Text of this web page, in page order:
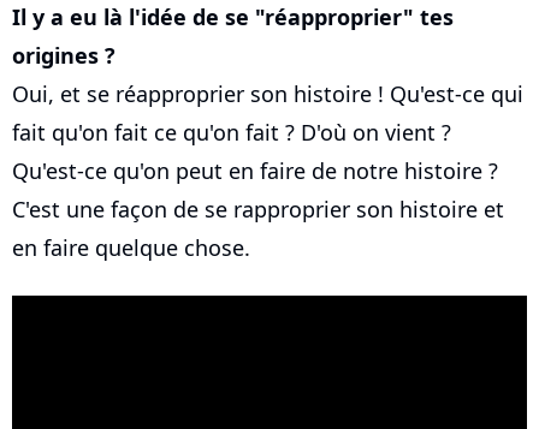
Il y a eu là l'idée de se "réapproprier" tes
origines ?
Oui, et se réapproprier son histoire ! Qu'est-ce qui
fait qu'on fait ce qu'on fait ? D'où on vient ?
Qu'est-ce qu'on peut en faire de notre histoire ?
C'est une façon de se rapproprier son histoire et
en faire quelque chose.